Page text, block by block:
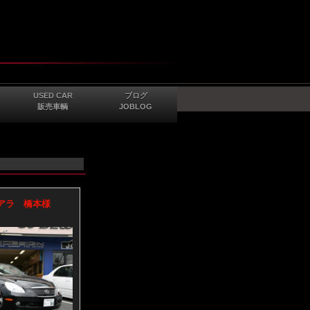
USED CAR
販売車輌
ブログ
JOBLOG
ラ 橋本様